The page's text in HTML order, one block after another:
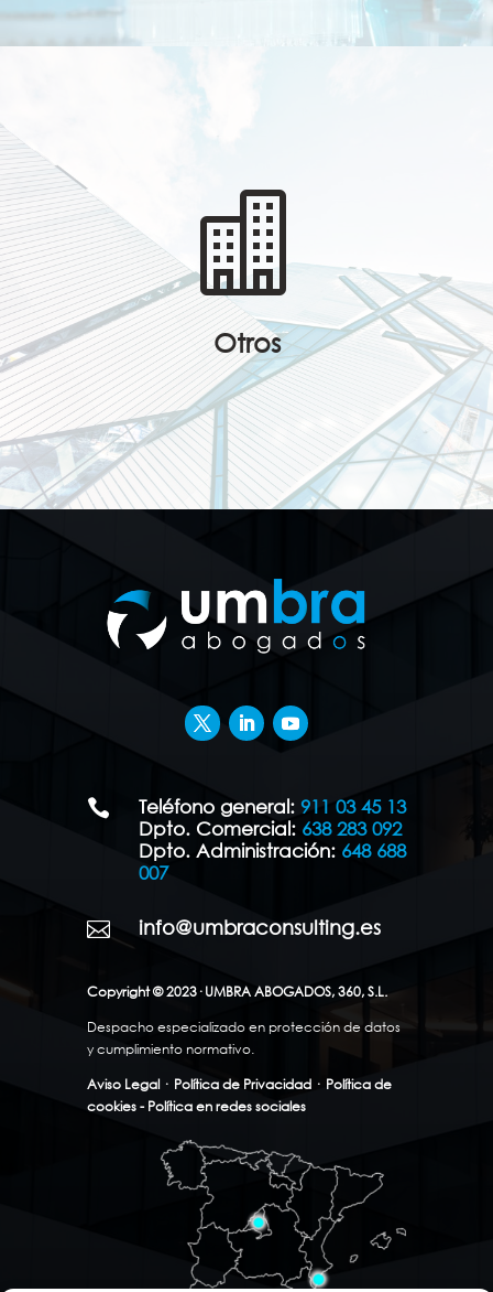

Otros
 Teléfono general: 911 03 45 13
Dpto. Comercial: 638 283 092
Dpto. Administración: 648 688
007
 info@umbraconsulting.es
Copyright © 2023· UMBRA ABOGADOS, 360, S.L.
Despacho especializado en protección de datos
y cumplimiento normativo.
Aviso Legal· Política de Privacidad· Política de
cookies - Política en redes sociales